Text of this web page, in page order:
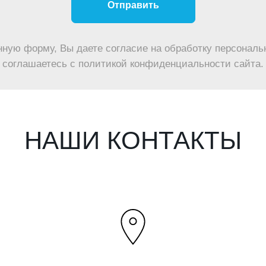
Отправить
форму, Вы даете согласие на обработку
соглашаетесь c политикой конфиденциальности сайта.
НАШИ КОНТАКТЫ